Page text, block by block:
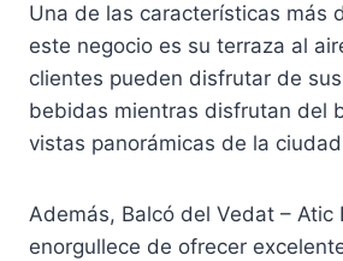
Una de las características más
este negocio es su terraza al
clientes pueden disfrutar de
bebidas mientras disfrutan del
vistas panorámicas de la
Además, Balcó del Vedat – Atic
enorgullece de ofrecer